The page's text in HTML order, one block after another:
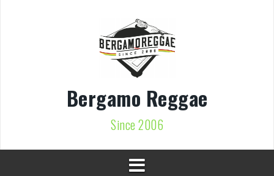
Bergamo Reggae
Since 2006